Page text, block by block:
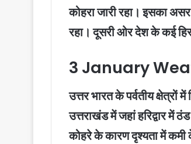
कोहरा जारी रहा। इसका
रहा। दूसरी ओर देश के कई
3 January
उत्तर भारत के पर्वतीय
उत्तराखंड में जहां हरिद्वार में
कोहरे के कारण दृश्यता में कमी